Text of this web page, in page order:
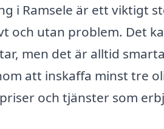
i Ramsele är ett viktigt
och utan problem. Det
men det är alltid
att inskaffa minst tre
och tjänster som